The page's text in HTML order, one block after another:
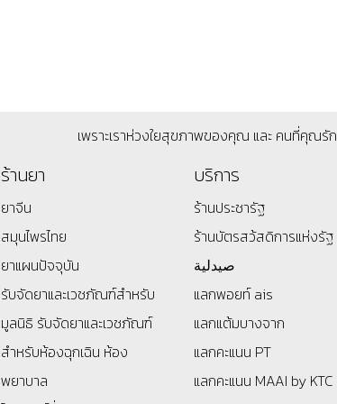
เพราะเราห่วงใยสุขภาพของคุณ และ คนที่คุณรัก
ร้านยา
ยาจีน
สมุนไพรไทย
ยาแผนปัจจุบัน
รับจัดยาและเวชภัณฑ์สำหรับ
มูลนิธิ รับจัดยาและเวชภัณฑ์
สำหรับห้องฉุกเฉิน ห้อง
พยาบาล
บริการ
ร้านประชารัฐ
ร้านบัตรสว้สดิการแห่งรัฐ
صيدلية
แลกพอยท์ ais
แลกแต้มบางจาก
แลกคะแนน PT
แลกคะแนน MAAI by KTC